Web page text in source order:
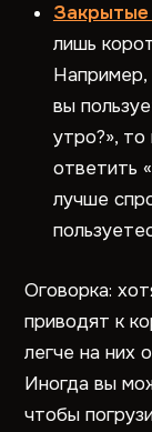
лишь
Например,
вы
утро?»,
ответить
лучше
Оговорка:
приводят к
легче на них
Иногда вы
чтобы